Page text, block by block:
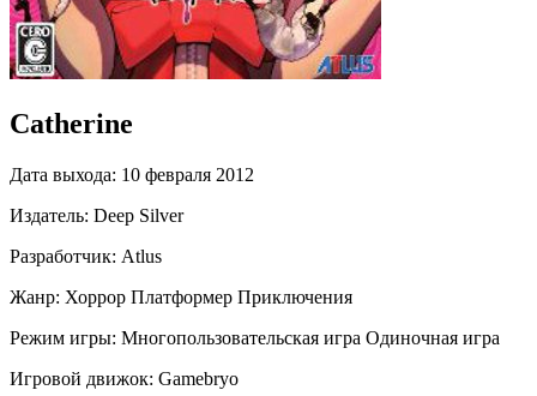
Catherine
Дата выхода: 10 февраля 2012
Издатель: Deep Silver
Разработчик: Atlus
Жанр: Хоррор Платформер Приключения
Режим игры: Многопользовательская игра Одиночная игра
Игровой движок: Gamebryo